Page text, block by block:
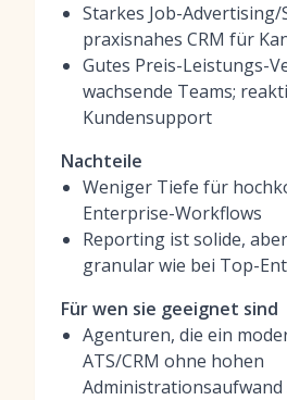
Starkes Job-
praxisnahes CRM für
Gutes Preis-Leistungs-
wachsende Teams;
Kundensupport
Nachteile
Weniger Tiefe für
Enterprise-Workflows
Reporting ist solide,
granular wie bei Top-
Für wen sie geeignet sind
Agenturen, die ein
ATS/CRM ohne hohen
Administrationsaufwand